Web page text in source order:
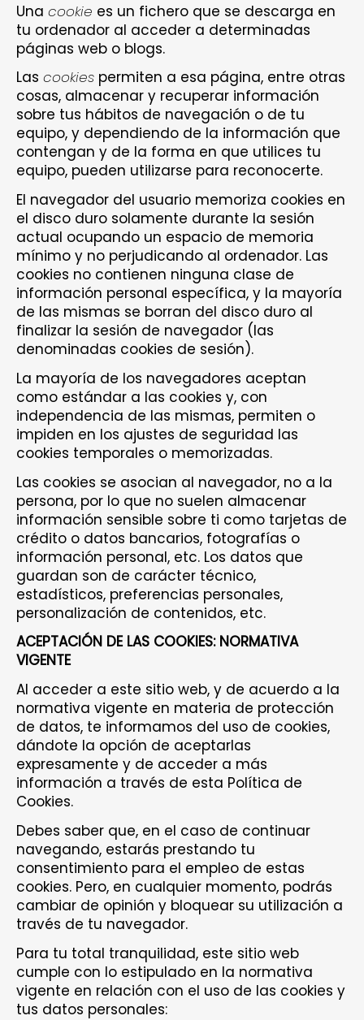
Una cookie es un fichero que se descarga en
tu ordenador al acceder a determinadas
páginas web o blogs.
Las cookies permiten a esa página, entre otras
cosas, almacenar y recuperar información
sobre tus hábitos de navegación o de tu
equipo, y dependiendo de la información que
contengan y de la forma en que utilices tu
equipo, pueden utilizarse para reconocerte.
El navegador del usuario memoriza cookies en
el disco duro solamente durante la sesión
actual ocupando un espacio de memoria
mínimo y no perjudicando al ordenador. Las
cookies no contienen ninguna clase de
información personal específica, y la mayoría
de las mismas se borran del disco duro al
finalizar la sesión de navegador (las
denominadas cookies de sesión).
La mayoría de los navegadores aceptan
como estándar a las cookies y, con
independencia de las mismas, permiten o
impiden en los ajustes de seguridad las
cookies temporales o memorizadas.
Las cookies se asocian al navegador, no a la
persona, por lo que no suelen almacenar
información sensible sobre ti como tarjetas de
crédito o datos bancarios, fotografías o
información personal, etc. Los datos que
guardan son de carácter técnico,
estadísticos, preferencias personales,
personalización de contenidos, etc.
ACEPTACIÓN DE LAS COOKIES: NORMATIVA
VIGENTE
Al acceder a este sitio web, y de acuerdo a la
normativa vigente en materia de protección
de datos, te informamos del uso de cookies,
dándote la opción de aceptarlas
expresamente y de acceder a más
información a través de esta Política de
Cookies.
Debes saber que, en el caso de continuar
navegando, estarás prestando tu
consentimiento para el empleo de estas
cookies. Pero, en cualquier momento, podrás
cambiar de opinión y bloquear su utilización a
través de tu navegador.
Para tu total tranquilidad, este sitio web
cumple con lo estipulado en la normativa
vigente en relación con el uso de las cookies y
tus datos personales: